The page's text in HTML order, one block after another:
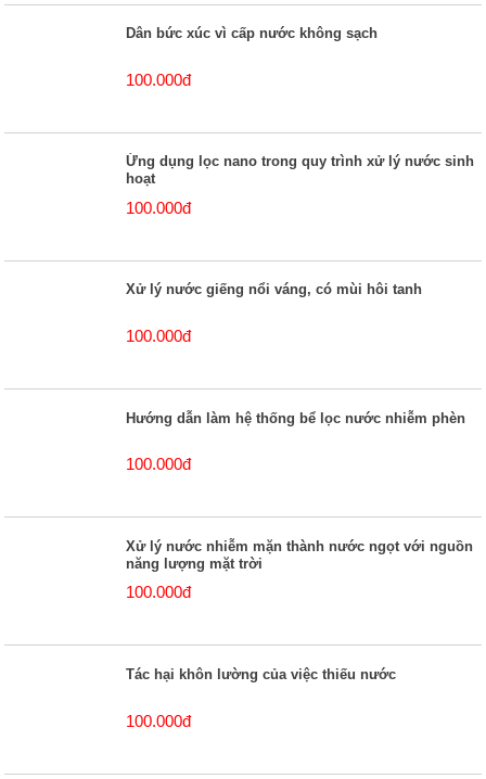
Dân bức xúc vì cấp nước không sạch
100.000đ
Ứng dụng lọc nano trong quy trình xử lý nước sinh
hoạt
100.000đ
Xử lý nước giếng nổi váng, có mùi hôi tanh
100.000đ
Hướng dẫn làm hệ thống bể lọc nước nhiễm phèn
100.000đ
Xử lý nước nhiễm mặn thành nước ngọt với nguồn
năng lượng mặt trời
100.000đ
Tác hại khôn lường của việc thiếu nước
100.000đ